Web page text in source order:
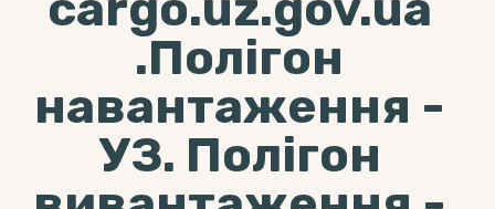
.Полігон
навантаження -
УЗ. Полігон